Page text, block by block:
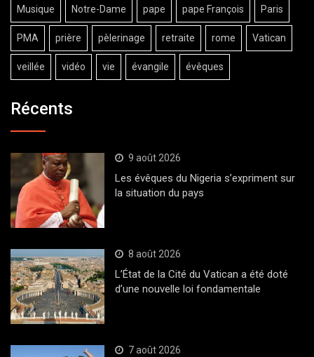
Musique Notre-Dame pape pape François Paris
PMA prière pèlerinage retraite rome Vatican
veillée vidéo vie évangile évêques
Récents
9 août 2026
Les évêques du Nigeria s’expriment sur
la situation du pays
8 août 2026
L’État de la Cité du Vatican a été doté
d’une nouvelle loi fondamentale
7 août 2026